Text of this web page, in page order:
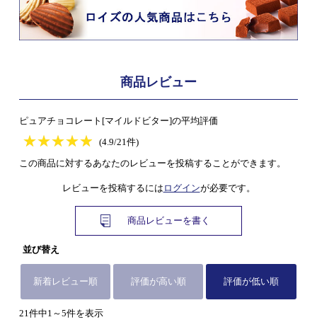
商品レビュー
ピュアチョコレート[マイルドビター]の平均評価
★★★★★
★★★★★
(4.9/21件)
この商品に対するあなたのレビューを投稿することができます。
レビューを投稿するには ログインが必要です。
商品レビューを書く
並び替え
新着レビュー順 評価が高い順 評価が低い順
21件中1～5件を表示